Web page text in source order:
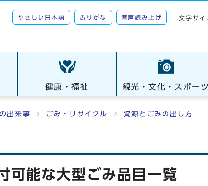
やさしい日本語 ふりがな 音声読み上げ 文字サイ
健康・福祉 観光・文化・スポーツ
出来事 ごみ・リサイクル 資源とごみの出し方
可能な大型ごみ品目一覧